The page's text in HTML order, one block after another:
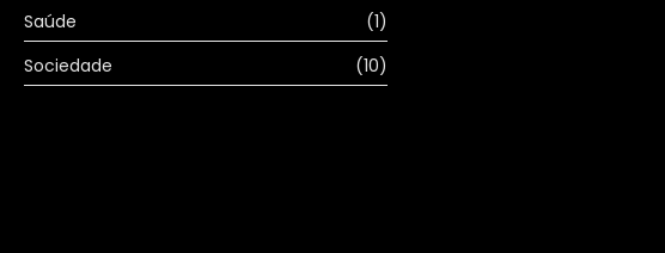
Saúde
(1)
Sociedade
(10)